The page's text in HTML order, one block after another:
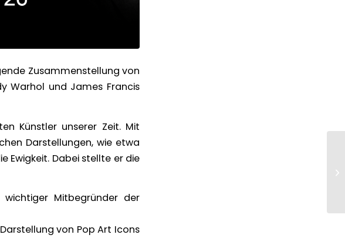
Zusammenstellung von
Warhol und James Francis
Künstler unserer Zeit. Mit
Darstellungen, wie etwa
Ewigkeit. Dabei stellte er die
Mitbegründer der
von Pop Art Icons